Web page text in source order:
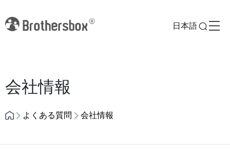
日本語
会社情報
よくある質問 会社情報